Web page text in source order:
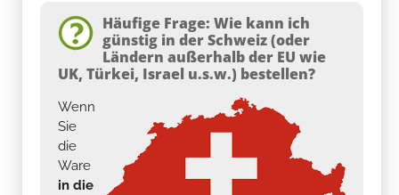
Häufige Frage: Wie kann ich
günstig in der Schweiz (oder
Ländern außerhalb der EU wie
UK, Türkei, Israel u.s.w.) bestellen?
Wenn
Sie
die
Ware
in die